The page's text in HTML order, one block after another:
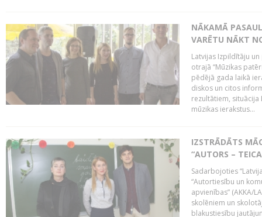
NĀKAMĀ
VARĒTU NĀKT
Latvijas Izpildītāju
otrajā “Mūzikas
pēdējā gada laikā
diskos un citos
rezultātiem, situācija
mūzikas ierakstus...
IZSTRĀDĀTS
“AUTORS –
Sadarbojoties
“Autortiesību un
apvienības” (AKKA/
skolēniem un
blakustiesību